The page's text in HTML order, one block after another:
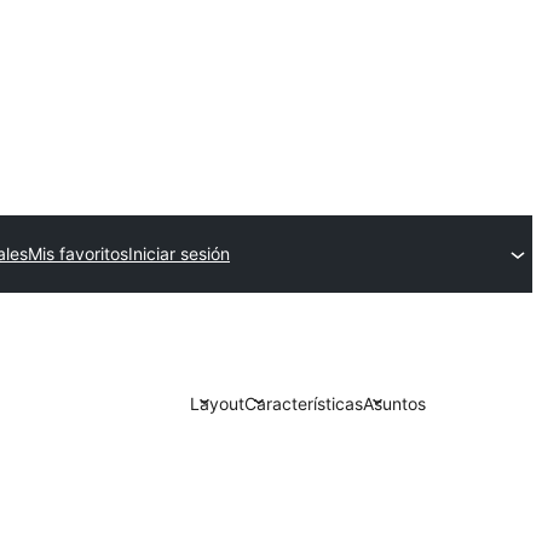
Mis favoritosIniciar sesión
LayoutCaracterísticasAsuntos